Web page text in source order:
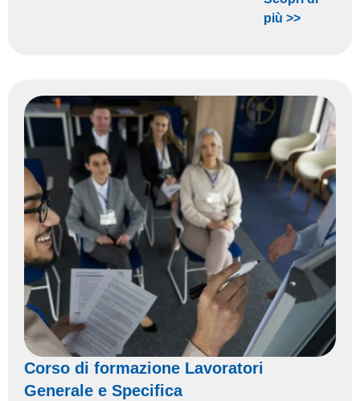
più >>
Corso di formazione Lavoratori
Generale e Specifica